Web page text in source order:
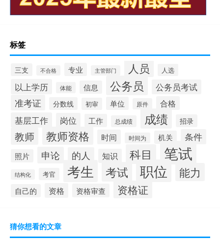
标签
三支 不合格 专业 主管部门 人员 人选
以上学历 体能 信息 公务员 公务员考试
准考证 分数线 初审 单位 原件 合格
基层工作 岗位 工作 总成绩 成绩 招录
教师 教师资格 时间 时间为 机关 条件
照片 申论 的人 知识 科目 笔试
结构化 考官 考生 考试 职位 能力
自己的 资格 资格审查 资格证
猜你想看的文章